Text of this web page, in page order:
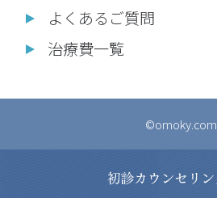
よくあるご質問
治療費一覧
©omoky.com